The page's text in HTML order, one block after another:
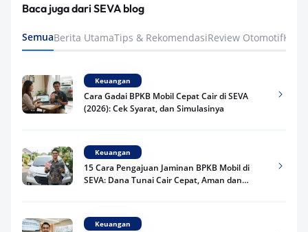
Baca juga dari SEVA blog
SemuaBerita UtamaTips & RekomendasiReview Otomotif
Keuangan
Cara Gadai BPKB Mobil Cepat Cair di SEVA
(2026): Cek Syarat, dan Simulasinya
Keuangan
15 Cara Pengajuan Jaminan BPKB Mobil di
SEVA: Dana Tunai Cair Cepat, Aman dan
Keuangan